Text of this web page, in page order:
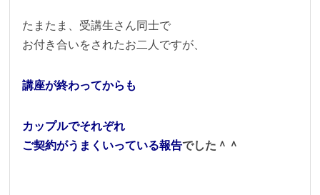
たまたま、受講生さん同士で
お付き合いをされたお二人ですが、
講座が終わってからも
カップルでそれぞれ
ご契約がうまくいっている報告でした＾＾